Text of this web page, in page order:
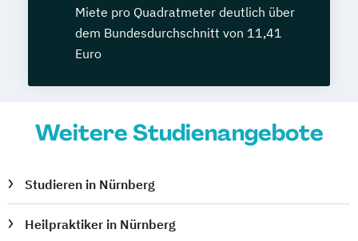
Miete pro Quadratmeter deutlich über
dem Bundesdurchschnitt von 11,41
Euro
Weitere Studienangebote
Studieren in Nürnberg
Heilpraktiker in Nürnberg